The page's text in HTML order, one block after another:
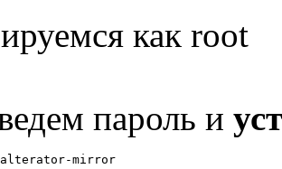
как root
пароль и
mirror